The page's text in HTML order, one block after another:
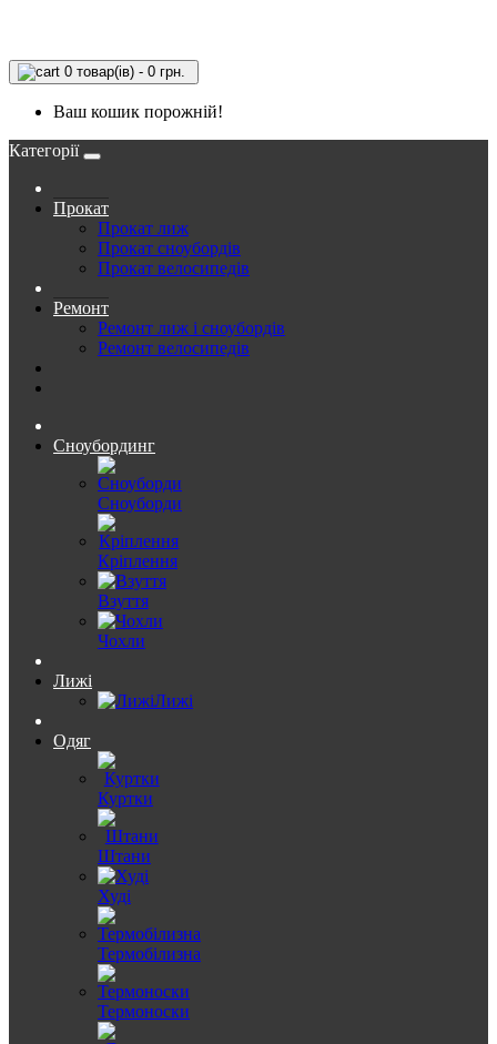
0 товар(ів) - 0 грн.
Ваш кошик порожній!
Категорії
Прокат
Прокат лиж
Прокат сноубордів
Прокат велосипедів
Ремонт
Ремонт лиж і сноубордів
Ремонт велосипедів
Сноубординг
Сноуборди
Кріплення
Взуття
Чохли
Лижі
Лижі
Одяг
Куртки
Штани
Худі
Термобілизна
Термоноски